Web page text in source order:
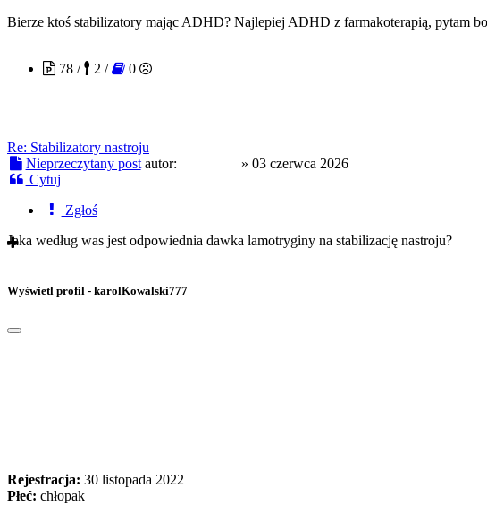
Bierze ktoś stabilizatory mając ADHD? Najlepiej ADHD z farmakoterapią, pytam
78 /
2 / 0
Re: Stabilizatory nastroju
Nieprzeczytany post autor: » 03 czerwca 2026
Cytuj
Zgłoś
Jaka według was jest odpowiednia dawka lamotryginy na stabilizację nastroju?
Wyświetl profil - karolKowalski777
Rejestracja: 30 listopada 2022
Płeć: chłopak